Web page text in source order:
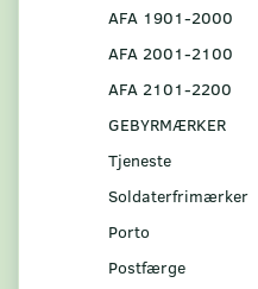
AFA 1901-2000
AFA 2001-2100
AFA 2101-2200
GEBYRMÆRKER
Tjeneste
Soldaterfrimærker
Porto
Postfærge